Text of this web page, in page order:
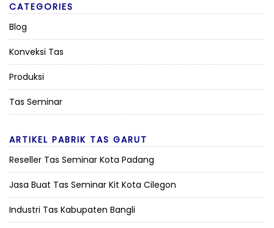
CATEGORIES
Blog
Konveksi Tas
Produksi
Tas Seminar
ARTIKEL PABRIK TAS GARUT
Reseller Tas Seminar Kota Padang
Jasa Buat Tas Seminar Kit Kota Cilegon
Industri Tas Kabupaten Bangli